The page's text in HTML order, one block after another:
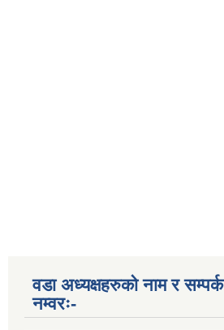
वडा अध्यक्षहरुको नाम र सम्पर्क
नम्वरः-